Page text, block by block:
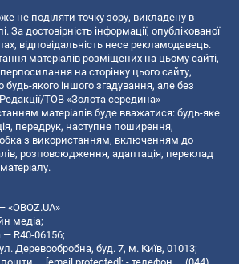
не поділяти точку зору, викладену в
За достовірність інформації, опублікованої
відповідальність несе рекламодавець.
матеріалів розміщених на цьому сайті,
на сторінку цього сайту,
будь-якого іншого згадування, але без
ТОВ «Золота середина»
матеріалів буде вважатися: будь-яке
передрук, наступне поширення,
з використанням, включенням до
розповсюдження, адаптація, переклад
«OBOZ.UA»
медіа;
— R40-06156;
Деревообробна, буд. 7, м. Київ, 01013;